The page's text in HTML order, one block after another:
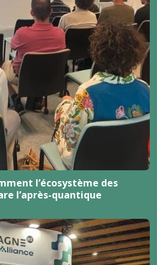
l’écosystème des
l’après-quantique